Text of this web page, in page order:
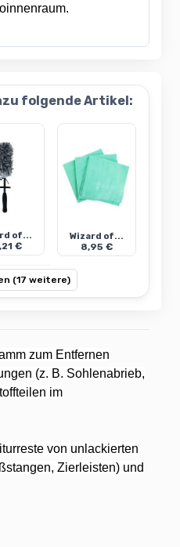
folgende Artikel:
of...
€
Wizard of...
8,95 €
(17 weitere)
zum Entfernen
(z. B. Sohlenabrieb,
im
von unlackierten
Zierleisten) und